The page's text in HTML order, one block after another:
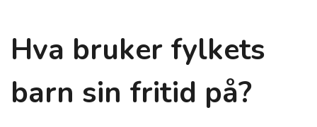
Hva bruker fylkets
barn sin fritid på?